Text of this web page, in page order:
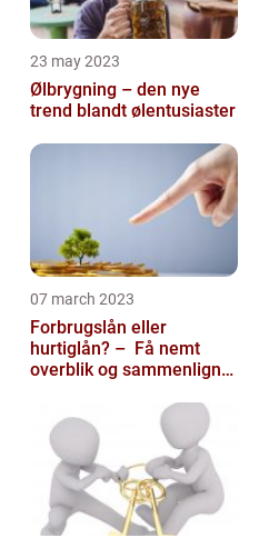
23 may 2023
Ølbrygning – den nye
trend blandt ølentusiaster
07 march 2023
Forbrugslån eller
hurtiglån? – Få nemt
overblik og sammenlign